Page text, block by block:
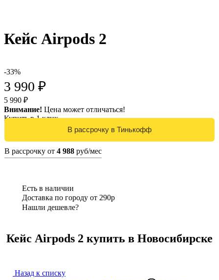
Кейс Airpods 2
-33%
3 990 ₽
5 990 ₽
Внимание! Цена может отличаться!
Купить в 1 клик
В рассрочку от 4 988 руб/мес
Есть в наличии
Доставка по городу от 290р
Нашли дешевле?
Кейс Airpods 2 купить в Новосибирске
Назад к списку